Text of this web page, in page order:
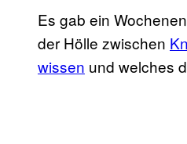
Es gab ein
der Hölle zwischen
wissen und welches